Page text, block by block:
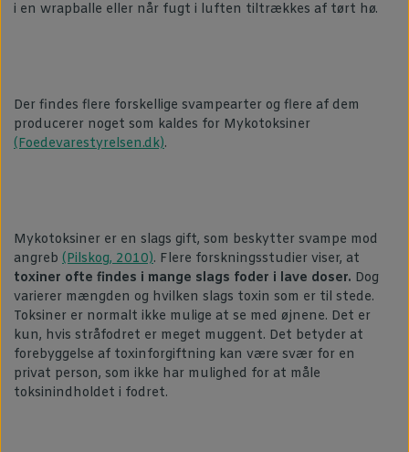
i en wrapballe eller når fugt i luften tiltrækkes af tørt hø.
Der findes flere forskellige svampearter og flere af dem
producerer noget som kaldes for Mykotoksiner
(Foedevarestyrelsen.dk).
Mykotoksiner er en slags gift, som beskytter svampe mod
angreb (Pilskog, 2010). Flere forskningsstudier viser, at
toxiner ofte findes i mange slags foder i lave doser. Dog
varierer mængden og hvilken slags toxin som er til stede.
Toksiner er normalt ikke mulige at se med øjnene. Det er
kun, hvis stråfodret er meget muggent. Det betyder at
forebyggelse af toxinforgiftning kan være svær for en
privat person, som ikke har mulighed for at måle
toksinindholdet i fodret.